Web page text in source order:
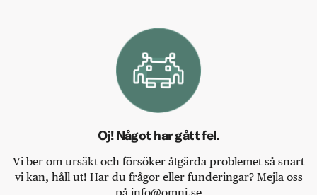
Oj! Något har gått fel.
Vi ber om ursäkt och försöker åtgärda problemet så snart
vi kan, håll ut! Har du frågor eller funderingar? Mejla oss